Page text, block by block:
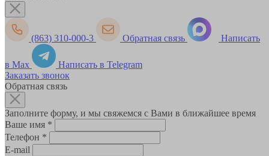
(863) 310-000-3 Обратная связь Написать
в Max
Написать в Telegram
Заказать звонок
Обратная связь
Заполните форму, и мы свяжемся с Вами в ближайшее время
Ваше имя *
Телефон *
E-mail